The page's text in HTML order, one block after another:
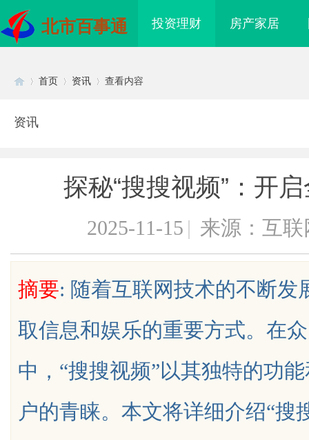
北市百事通 投资理财 房产家居
uz
首页 资讯 查看内容
资讯
探秘“搜搜视频”：开
2025-11-15 | 来源：互联
摘要: 随着互联网技术的不断发
取信息和娱乐的重要方式。在
中，“搜搜视频”以其独特的功
户的青睐。本文将详细介绍“搜
发体系全解析